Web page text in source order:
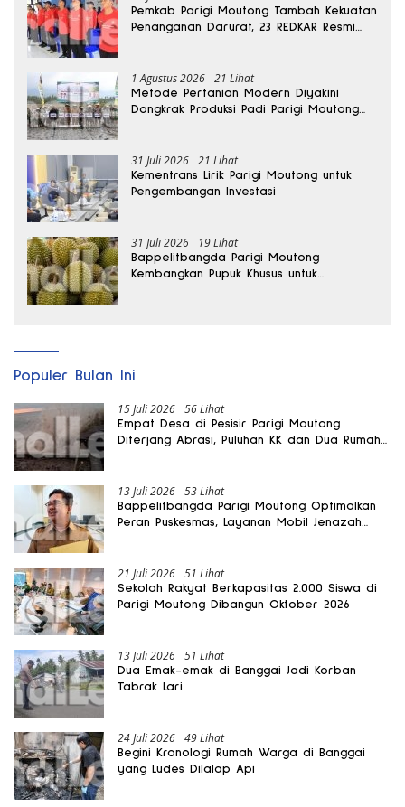
Pemkab Parigi Moutong Tambah Kekuatan
Penanganan Darurat, 23 REDKAR Resmi
1 Agustus 2026 21 Lihat
Metode Pertanian Modern Diyakini
Dongkrak Produksi Padi Parigi Moutong
31 Juli 2026 21 Lihat
Kementrans Lirik Parigi Moutong untuk
Pengembangan Investasi
31 Juli 2026 19 Lihat
Bappelitbangda Parigi Moutong
Kembangkan Pupuk Khusus untuk
Populer Bulan Ini
15 Juli 2026 56 Lihat
Empat Desa di Pesisir Parigi Moutong
Diterjang Abrasi, Puluhan KK dan Dua Rumah
13 Juli 2026 53 Lihat
Bappelitbangda Parigi Moutong Optimalkan
Peran Puskesmas, Layanan Mobil Jenazah
21 Juli 2026 51 Lihat
Sekolah Rakyat Berkapasitas 2.000 Siswa di
Parigi Moutong Dibangun Oktober 2026
13 Juli 2026 51 Lihat
Dua Emak-emak di Banggai Jadi Korban
Tabrak Lari
24 Juli 2026 49 Lihat
Begini Kronologi Rumah Warga di Banggai
yang Ludes Dilalap Api